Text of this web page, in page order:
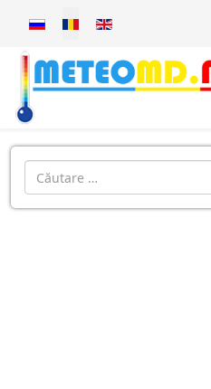
Selectați limba dvs
Introdu localitatea: